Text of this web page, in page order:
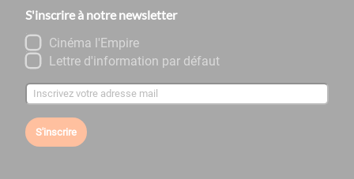
S'inscrire à notre newsletter
Cinéma l'Empire
Lettre d'information par défaut
S'inscrire